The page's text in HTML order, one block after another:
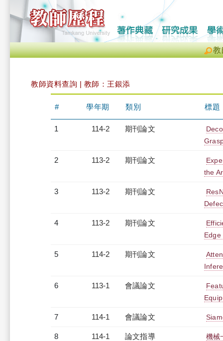
教
教師資料查詢 | 教師：王銀添
# 學年期 類別 標題
1 114-2 期刊論文
2 113-2 期刊論文
the
3 113-2 期刊論文
4 113-2 期刊論文
Edge
5 114-2 期刊論文
6 113-1 會議論文
7 114-1 會議論文
8 114-1 論文指導 機械